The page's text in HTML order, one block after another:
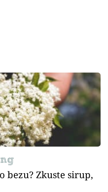
bezu? Zkuste sirup,